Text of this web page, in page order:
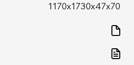
1170x1730x47x70